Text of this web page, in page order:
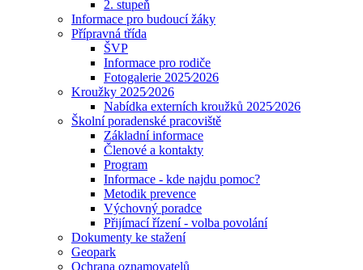
2. stupeň
Informace pro budoucí žáky
Přípravná třída
ŠVP
Informace pro rodiče
Fotogalerie 2025⁄2026
Kroužky 2025⁄2026
Nabídka externích kroužků 2025⁄2026
Školní poradenské pracoviště
Základní informace
Členové a kontakty
Program
Informace - kde najdu pomoc?
Metodik prevence
Výchovný poradce
Přijímací řízení - volba povolání
Dokumenty ke stažení
Geopark
Ochrana oznamovatelů